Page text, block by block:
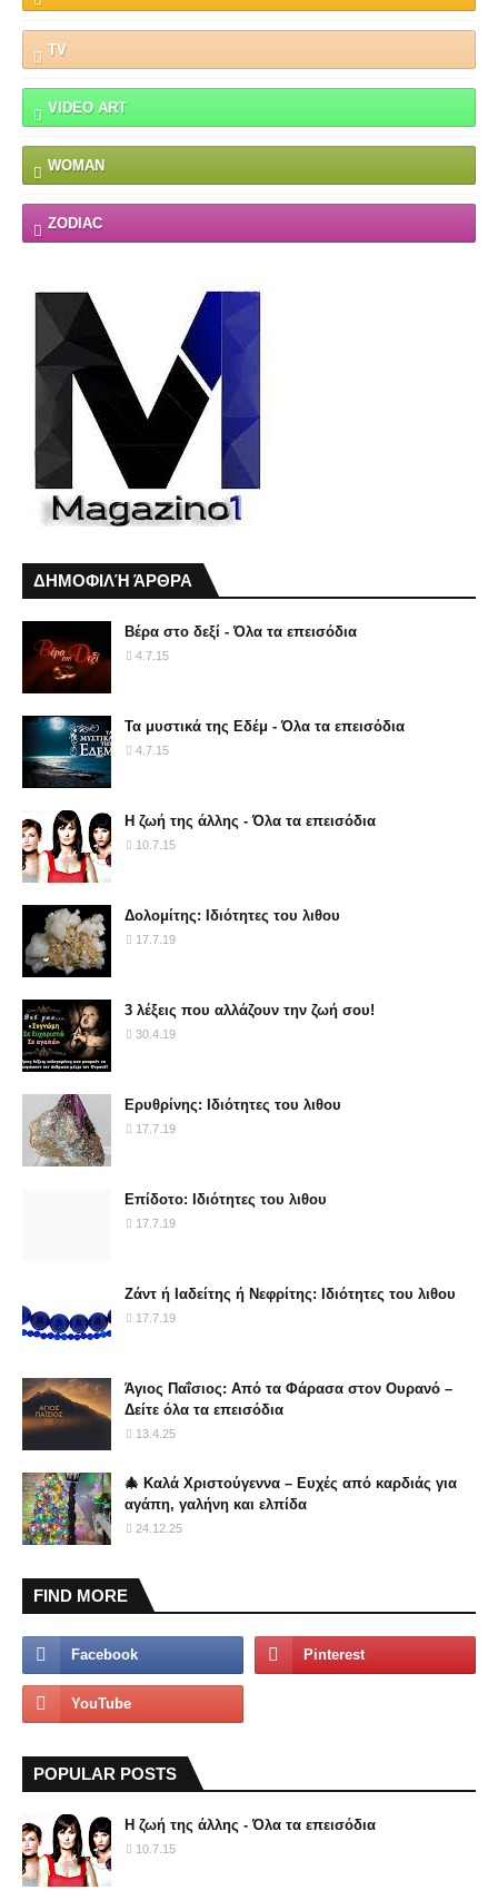
TV
VIDEO ART
WOMAN
ZODIAC
ΔΗΜΟΦΙΛΉ ΆΡΘΡΑ
Βέρα στο δεξί - Όλα τα επεισόδια
4.7.15
Τα μυστικά της Εδέμ - Όλα τα επεισόδια
4.7.15
Η ζωή της άλλης - Όλα τα επεισόδια
10.7.15
Δολομίτης: Ιδιότητες του λιθου
17.7.19
3 λέξεις που αλλάζουν την ζωή σου!
30.4.19
Ερυθρίνης: Ιδιότητες του λιθου
17.7.19
Επίδοτο: Ιδιότητες του λιθου
17.7.19
Ζάντ ή Ιαδείτης ή Νεφρίτης: Ιδιότητες του λιθου
17.7.19
Άγιος Παΐσιος: Από τα Φάρασα στον Ουρανό –
Δείτε όλα τα επεισόδια
13.4.25
🎄 Καλά Χριστούγεννα – Ευχές από καρδιάς για
αγάπη, γαλήνη και ελπίδα
24.12.25
FIND MORE
POPULAR POSTS
Η ζωή της άλλης - Όλα τα επεισόδια
10.7.15